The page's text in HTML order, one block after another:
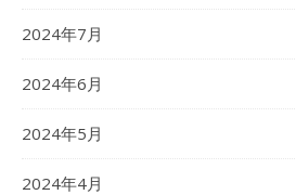
2024年7月
2024年6月
2024年5月
2024年4月